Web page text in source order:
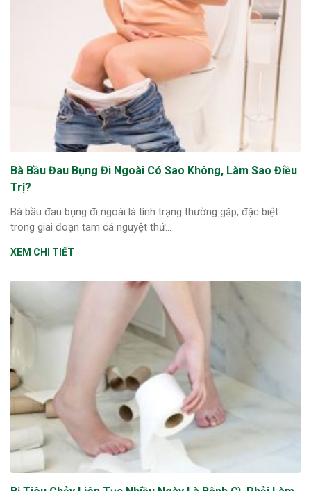
Bà Bầu Đau Bụng Đi Ngoài Có Sao Không, Làm Sao Điều
Trị?
Bà bầu đau bụng đi ngoài là tình trạng thường gặp, đặc biệt
trong giai đoạn tam cá nguyệt thứ...
XEM CHI TIẾT